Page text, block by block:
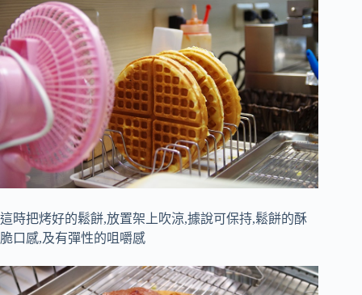
這時把烤好的鬆餅,放置架上吹涼,據說可保持,鬆餅的酥
脆口感,及有彈性的咀嚼感